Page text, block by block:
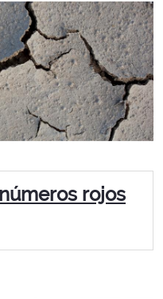
rojos